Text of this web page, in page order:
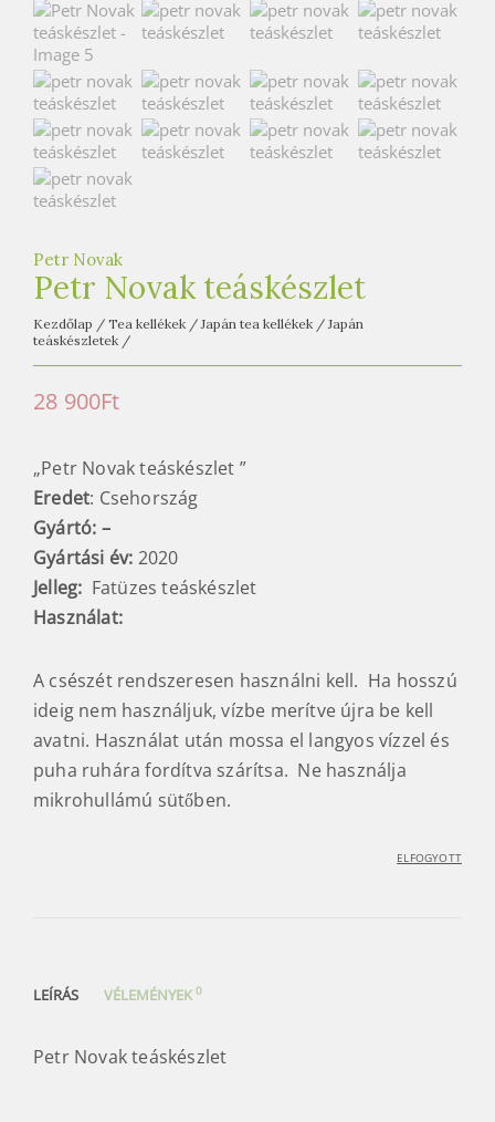
t
e
a
h
á
z
Petr Novak
Petr Novak teáskészlet
Kezdőlap / Tea kellékek / Japán tea kellékek / Japán
teáskészletek /
28 900Ft
„Petr Novak teáskészlet ”
Eredet: Csehország
Gyártó: –
Gyártási év: 2020
Jelleg: Fatüzes teáskészlet
Használat:
A csészét rendszeresen használni kell. Ha hosszú
ideig nem használjuk, vízbe merítve újra be kell
avatni. Használat után mossa el langyos vízzel és
puha ruhára fordítva szárítsa. Ne használja
mikrohullámú sütőben.
ELFOGYOTT
LEÍRÁS VÉLEMÉNYEK0
Petr Novak teáskészlet